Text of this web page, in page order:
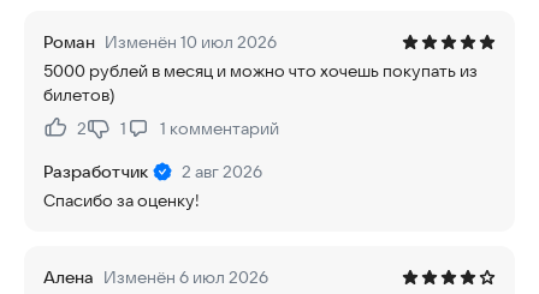
Роман Изменён 10 июл 2026
5000 рублей в месяц и можно что хочешь покупать из
билетов)
Нравится:
2Не нравится:
1 1 комментарий
Разработчик
2 авг 2026
Спасибо за оценку!
Алена Изменён 6 июл 2026